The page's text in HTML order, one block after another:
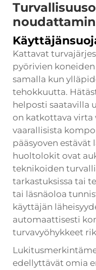
Kattavat
pyörivien
samalla kun
tehokkuutta.
helposti saatavilla
on katkottava
vaarallisista
pääsyoven estävät
huoltolokit ovat
teknikoiden
tarkastuksissa tai
tai läsnäoloa
käyttäjän
automaattisesti
turvavyöhykkeet
edellyttävät omia